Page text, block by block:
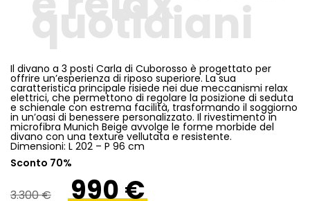
quotidiani
Il divano a 3 posti Carla di Cuborosso è progettato per
offrire un’esperienza di riposo superiore. La sua
caratteristica principale risiede nei due meccanismi relax
elettrici, che permettono di regolare la posizione di seduta
e schienale con estrema facilità, trasformando il soggiorno
in un’oasi di benessere personalizzato. Il rivestimento in
microfibra Munich Beige avvolge le forme morbide del
divano con una texture vellutata e resistente.
Dimensioni: L 202 – P 96 cm
Sconto 70%
3.300 € 990 €